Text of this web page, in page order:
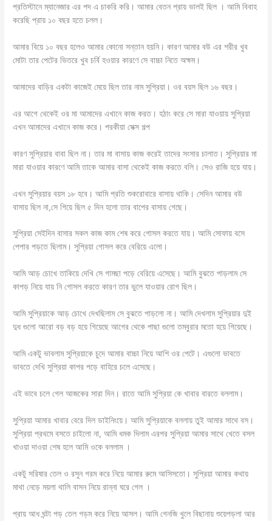
প্রতিস্টানে ম্যানেজার এর পদ এ চাকরি করি। আমার বেতন প্রায় ভালই ছিল । আমি বিবাহ
করেছি প্রায় ১০ বছর হতে চলল।
আমার বিয়ে ১০ বছর হলেও আমার কোনো সন্তান হয়নি। কারণ আমার বউ এর শরীর খুব
মোটা তার পেটের ভিতরে খুব চর্বি হওয়ার কারণে সে বাচ্চা নিতে অক্ষম।
আমাদের বাড়ির একটা কাজেই মেয়ে ছিল তার নাম সুপ্রিয়া। ওর বয়স ছিল ১৬ বছর।
এর আগে থেকেই ওর মা আমাদের এখানে কাজ করত। হঠাং করে সে মারা যাওয়ায় সুপ্রিয়া
এখন আমাদের এখানে কাজ করে। পরকীয়া সেক্স গল্প
কারণ সুপ্রিয়ার বাবা ছিল না। তার মা বাসায় কাজ করেই তাদের সংসার চালাত। সুপ্রিয়ার মা
মারা যাওয়ার কারণে আমি তাকে আমার বাসা থেকেই কাজ করতে বলি। সেও রাজি হয়ে যায়।
এখন সুপ্রিয়ার বয়স ১৮ হবে। আমি প্রতি শুকরোবারে বাসায় থাকি। সেদিন আমার বউ
বাসায় ছিল না,সে গিয়ে ছিল ৫ দিন হলো তার বাপের বাসায় গেছে।
সুপ্রিয়া সেইদিন বাসার সকল কাজ কাম শেষ করে গোসল করতে যায়। আমি সোফায় বসে
পেপার পড়তে ছিলাম। সুপ্রিয়া গোসল করে বেরিয়ে এলো।
আমি আড় চোখে তাকিয়ে দেখি সে গামছা পড়ে বেরিয়ে এসেছে। আমি বুঝতে পাড়লাম সে
কাপড় নিয়ে যায় নি গোসল করতে কারণ তার ভুলে যাওয়ার রোগ ছিল।
আমি সুপ্রিয়াকে আড় চোখে দেখছিলাম সে বুঝতে পাড়লো না। আমি দেখলাম সুপ্রিয়ার দুই
দুধ গুলো আরো বড় বড় হয়ে গিয়েছে আগের থেকে পাছা গুলো তমবুরার মতো হয়ে গিয়েছে।
আমি একটু ভাবলাম সুপ্রিয়াকে চুদে আমার বাচ্চা নিয়ে আশি ওর পেটে। এগুলো ভাবতে
ভাবতে দেখি সুপ্রিয়া কাপর পড়ে বাহিরে চলে এসেছে।
এই ভাবে চলে গেল আজকের সারা দিন। রাতে আমি সুপ্রিয়া কে খাবার বারতে বললাম।
সুপ্রিয়া আমার খাবার বেরে দিল ডাইনিংয়ে। আমি সুপ্রিয়াকে বললায় তুই আমার সাথে বস।
সুপ্রিয়া প্রথমে বসতে চাইলো না, আমি ধমক দিলাম এরপর সুপ্রিয়া আমার সাথে খেতে বসল
খাওয়া দাওয়া শেষ হলে আমি ওকে বললাম ।
একটু সরিষার তেল ও রসুন গরম করে নিয়ে আমার রুমে আসিসতো। সুপ্রিয়া আমার কথায়
মাথা নেড়ে ময়লা থালি বাসন নিয়ে রান্না ঘরে গেল ।
প্রায় আধ ঘন্টা পড় তেল গড়ম করে নিয়ে আসল। আমি গেনজি খুলে বিছানায় শুয়েপড়লা আর